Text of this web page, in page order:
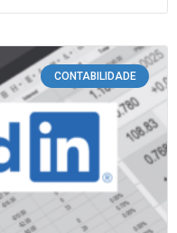
CONTABILIDADE